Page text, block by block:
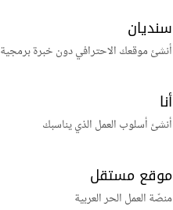
سنديان
أنشئ موقعك الاحترافي دون خبرة برمجية
أنا
أنشئ أسلوب العمل الذي يناسبك
موقع مستقل
منصّة العمل الحر العربية